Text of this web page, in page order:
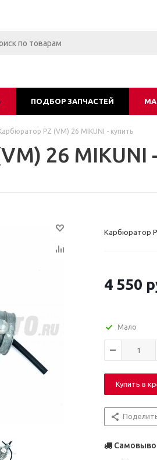
ПОДБОР ЗАПЧАСТЕЙ
PZ (VM) 26 MIKUNI - купить
26 MIKUNI
Карбюратор
4 550
Мало
Купить в